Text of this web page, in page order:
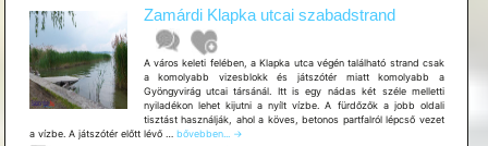
Zamárdi Klapka utcai szabadstrand
A város keleti felében, a Klapka utca végén található strand csak
a komolyabb vizesblokk és játszótér miatt komolyabb a
Gyöngyvirág utcai társánál. Itt is egy nádas két széle melletti
nyiladékon lehet kijutni a nyílt vízbe. A fürdőzők a jobb oldali
tisztást használják, ahol a köves, betonos partfalról lépcső vezet
a vízbe. A játszótér előtt lévő … Zamárdi
bővebben... →